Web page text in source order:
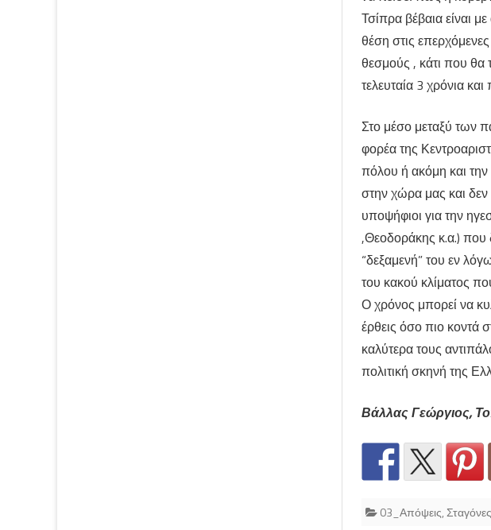
Τσίπρα βέβαια είναι
θέση στις
θεσμούς , κάτι που θα
τελευταία 3 χρόνια
Στο μέσο μεταξύ των
φορέα της
πόλου ή ακόμη και την
στην χώρα μας και δεν
υποψήφιοι για την
,Θεοδοράκης κ.α.) που
“δεξαμενή” του εν
του κακού κλίματος
Ο χρόνος μπορεί να
έρθεις όσο πιο κοντά
καλύτερα τους
πολιτική σκηνή της
Βάλλας Γεώργιος,
03_Απόψεις,